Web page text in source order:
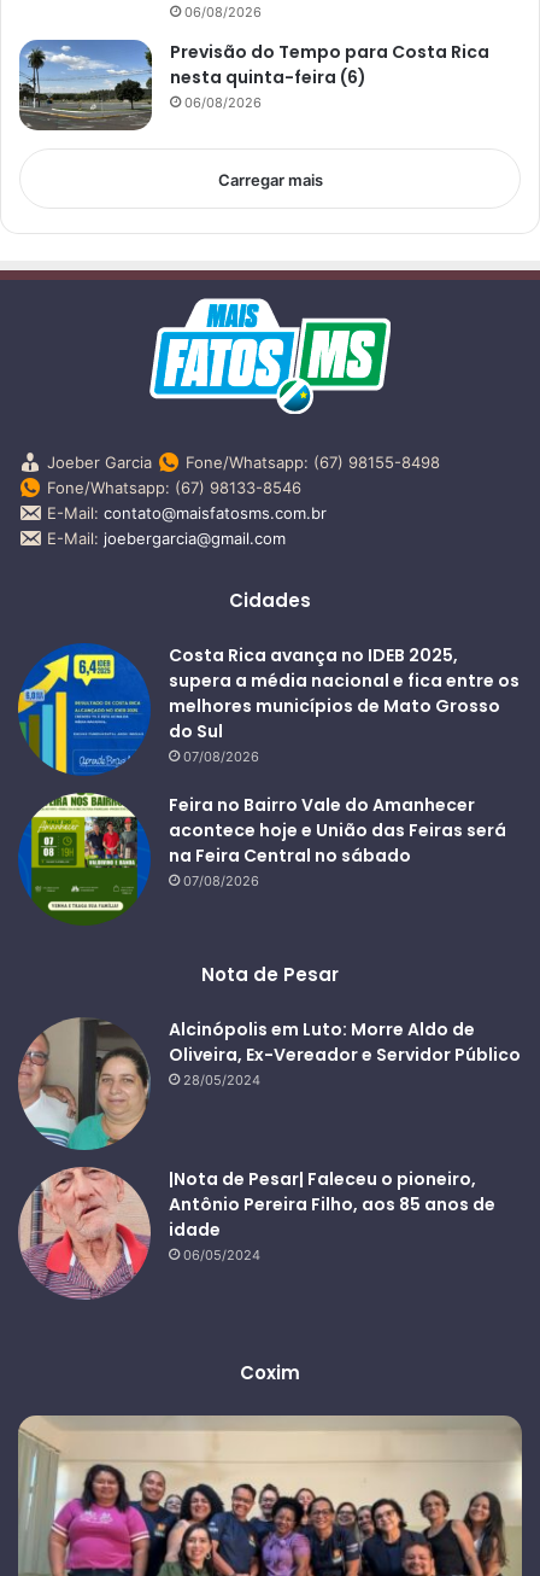
06/08/2026
Previsão do Tempo para Costa Rica
nesta quinta-feira (6)
06/08/2026
Carregar mais
Joeber Garcia
Fone/Whatsapp: (67) 98155-8498
Fone/Whatsapp: (67) 98133-8546
E-Mail: contato@maisfatosms.com.br
E-Mail: joebergarcia@gmail.com
Cidades
Costa Rica avança no IDEB 2025,
supera a média nacional e fica entre os
melhores municípios de Mato Grosso
do Sul
07/08/2026
Feira no Bairro Vale do Amanhecer
acontece hoje e União das Feiras será
na Feira Central no sábado
07/08/2026
Nota de Pesar
Alcinópolis em Luto: Morre Aldo de
Oliveira, Ex-Vereador e Servidor Público
28/05/2024
|Nota de Pesar| Faleceu o pioneiro,
Antônio Pereira Filho, aos 85 anos de
idade
06/05/2024
Coxim